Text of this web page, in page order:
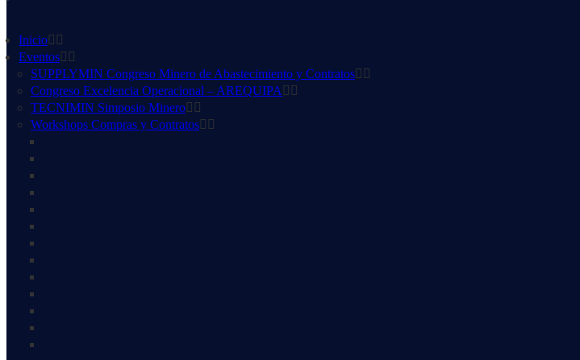
Inicio
Eventos
SUPPLYMIN Congreso Minero de Abastecimiento y Contratos
Congreso Excelencia Operacional – AREQUIPA
TECNIMIN Simposio Minero
Workshops Compras y Contratos